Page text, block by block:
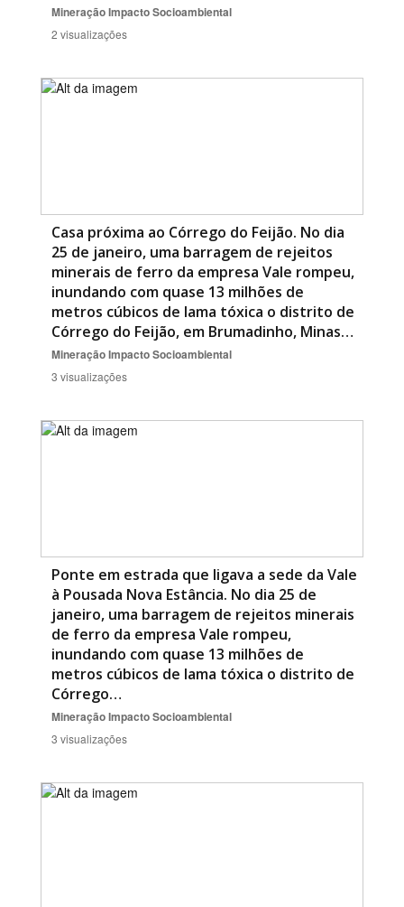
MineraçãoImpacto Socioambiental
2 visualizações
Casa próxima ao Córrego do Feijão. No dia
25 de janeiro, uma barragem de rejeitos
minerais de ferro da empresa Vale rompeu,
inundando com quase 13 milhões de
metros cúbicos de lama tóxica o distrito de
Córrego do Feijão, em Brumadinho, Minas…
MineraçãoImpacto Socioambiental
3 visualizações
Ponte em estrada que ligava a sede da Vale
à Pousada Nova Estância. No dia 25 de
janeiro, uma barragem de rejeitos minerais
de ferro da empresa Vale rompeu,
inundando com quase 13 milhões de
metros cúbicos de lama tóxica o distrito de
Córrego…
MineraçãoImpacto Socioambiental
3 visualizações